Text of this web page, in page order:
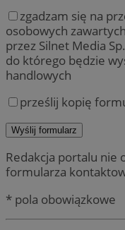
zgadzam się na
osobowych
przez Silnet Media
do którego będzie
handlowych
prześlij kopię
Redakcja portalu nie
formularza
* pola obowiązkowe